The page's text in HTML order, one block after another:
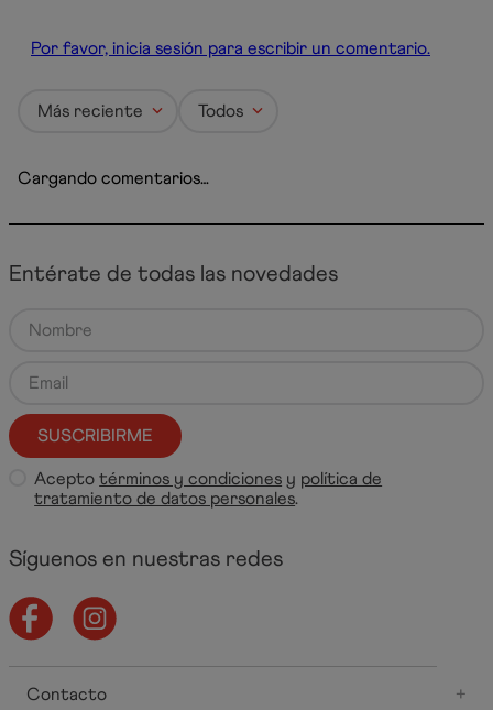
Por favor, inicia sesión para escribir un comentario.
Más reciente Todos
Cargando comentarios…
Entérate de todas las novedades
SUSCRIBIRME
Aceptotérminos y condiciones y política de
tratamiento de datos personales.
Síguenos en nuestras redes
Contacto +